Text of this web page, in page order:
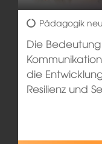
Pädagogik
Die
die
Resilienz und